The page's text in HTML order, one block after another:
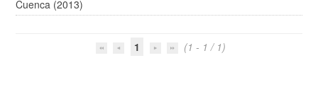
Cuenca (2013)
1 (1 - 1 / 1)